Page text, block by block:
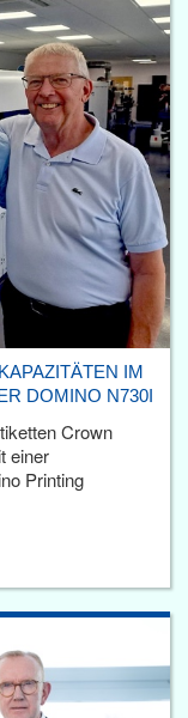
IM
DOMINO N730I
Crown
einer
Printing